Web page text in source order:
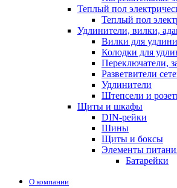
Теплый пол
Теплый пол
Удлинители, вилки,
Вилки для
Колодки для
Переключатели,
Разветвители
Удлинители
Штепсели и
Щиты и шкафы
DIN-рейки
Шины
Щиты и боксы
Элементы
Батарейки
О компании